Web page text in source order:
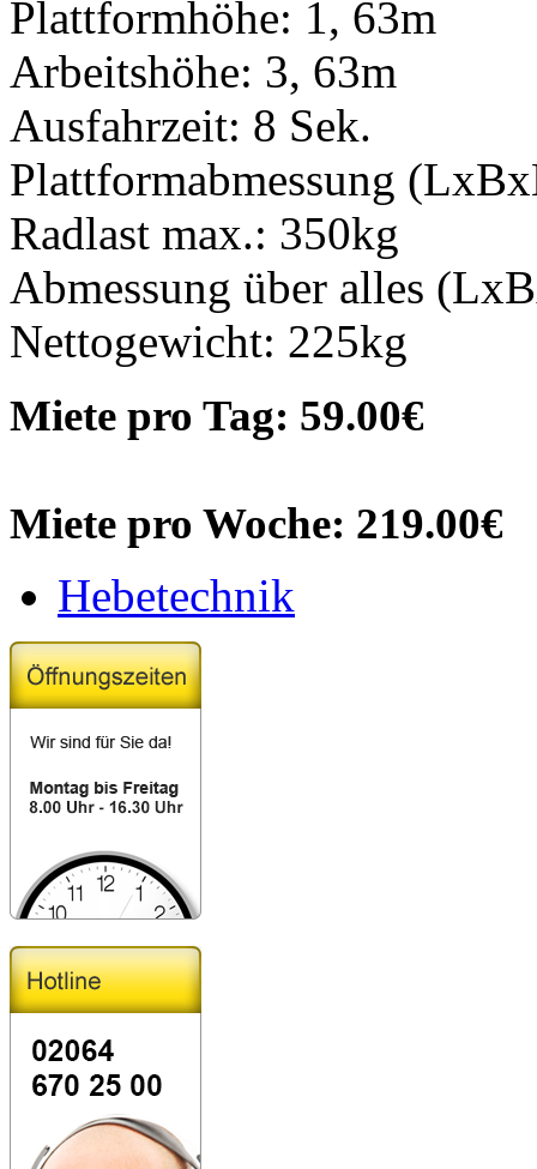
Plattformhöhe: 1, 63m
Arbeitshöhe: 3, 63m
Ausfahrzeit: 8 Sek.
Plattformabmessung
Radlast max.: 350kg
Abmessung über alles
Nettogewicht: 225kg
Miete pro Tag: 59.00€
Miete pro Woche: 219.00€
Hebetechnik